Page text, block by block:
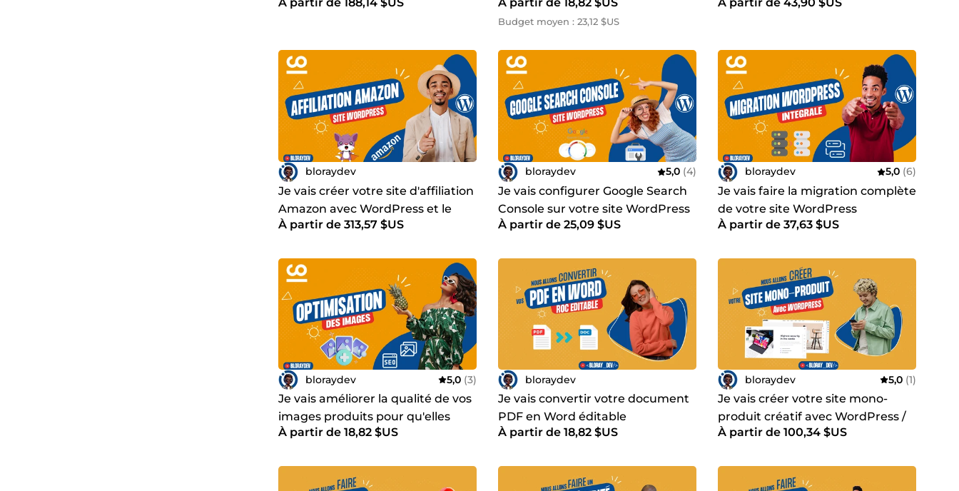
boutique
site WordPress
Budget moyen : 23,12 $US
objectifs marketing avec
bloraydev
Je vais créer votre site d'affiliation
Amazon avec WordPress et le
plugin officiel d'Amazon
À partir de 313,57 $US
bloraydev 5,0 (4)
Je vais configurer Google Search
Console sur votre site WordPress
afin de booster votre trafic
À partir de 25,09 $US
bloraydev 5,0 (6)
Je vais faire la migration complète
de votre site WordPress
À partir de 37,63 $US
bloraydev 5,0 (3)
Je vais améliorer la qualité de vos
images produits pour qu'elles
convertissent
À partir de 18,82 $US
bloraydev
Je vais convertir votre document
PDF en Word éditable
efficacement
À partir de 18,82 $US
bloraydev 5,0 (1)
Je vais créer votre site mono-
produit créatif avec WordPress /
WooCommerce
À partir de 100,34 $US